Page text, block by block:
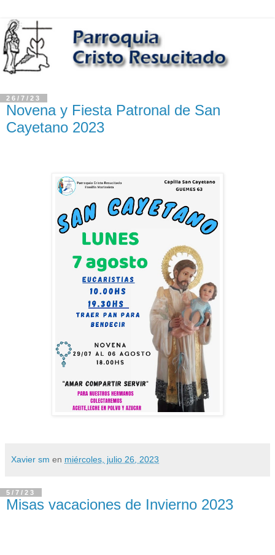
26/7/23
Novena y Fiesta Patronal de San
Cayetano 2023
Xavier sm en miércoles, julio 26, 2023
5/7/23
Misas vacaciones de Invierno 2023